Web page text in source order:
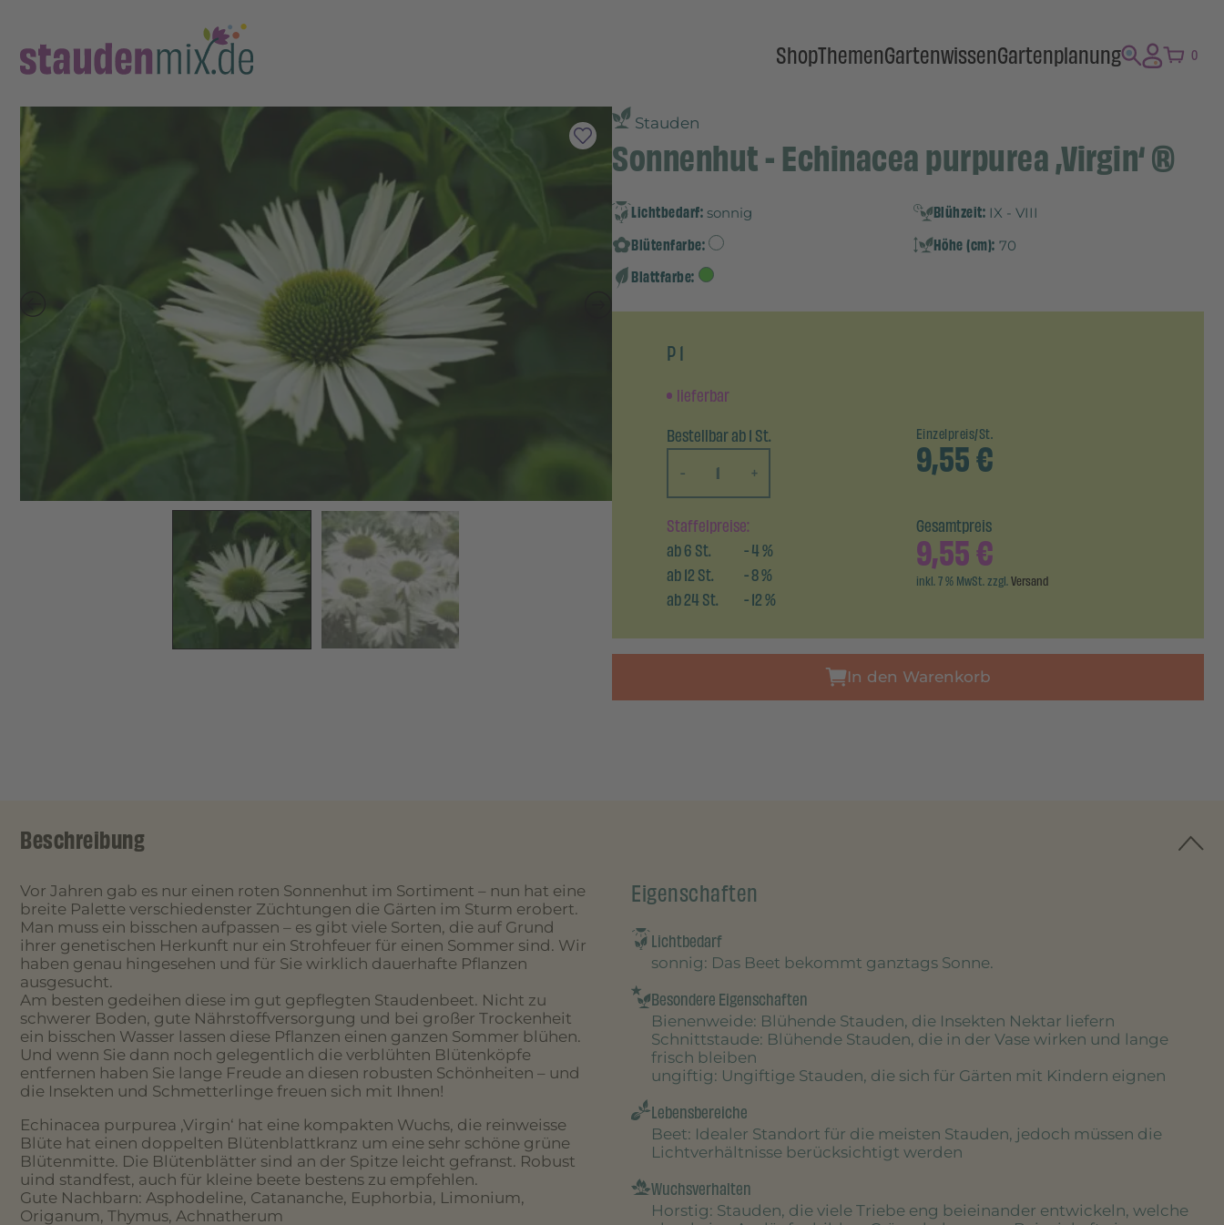
ShopThemenGartenwissenGartenplanung 0
Stauden
Sonnenhut - Echinacea purpurea ‚Virgin‘ ®
Lichtbedarf: sonnig Blühzeit: IX - VIII
Blütenfarbe: Höhe (cm): 70
Blattfarbe:
P 1
lieferbar
Bestellbar ab 1 St.
-
+
Einzelpreis/St.
9,55€
Staffelpreise:
ab6St. -4%
ab12St. -8%
ab24St. -12%
Gesamtpreis
9,55€
inkl. 7 % MwSt. zzgl.Versand
In den Warenkorb
Beschreibung
Vor Jahren gab es nur einen roten Sonnenhut im Sortiment – nun hat eine
breite Palette verschiedenster Züchtungen die Gärten im Sturm erobert.
Man muss ein bisschen aufpassen – es gibt viele Sorten, die auf Grund
ihrer genetischen Herkunft nur ein Strohfeuer für einen Sommer sind. Wir
haben genau hingesehen und für Sie wirklich dauerhafte Pflanzen
ausgesucht.
Am besten gedeihen diese im gut gepflegten Staudenbeet. Nicht zu
schwerer Boden, gute Nährstoffversorgung und bei großer Trockenheit
ein bisschen Wasser lassen diese Pflanzen einen ganzen Sommer blühen.
Und wenn Sie dann noch gelegentlich die verblühten Blütenköpfe
entfernen haben Sie lange Freude an diesen robusten Schönheiten – und
die Insekten und Schmetterlinge freuen sich mit Ihnen!
Echinacea purpurea ‚Virgin‘ hat eine kompakten Wuchs, die reinweisse
Blüte hat einen doppelten Blütenblattkranz um eine sehr schöne grüne
Blütenmitte. Die Blütenblätter sind an der Spitze leicht gefranst. Robust
uind standfest, auch für kleine beete bestens zu empfehlen.
Gute Nachbarn: Asphodeline, Catananche, Euphorbia, Limonium,
Origanum, Thymus, Achnatherum
Eigenschaften
Lichtbedarf
sonnig: Das Beet bekommt ganztags Sonne.
Besondere Eigenschaften
Bienenweide: Blühende Stauden, die Insekten Nektar liefern
Schnittstaude: Blühende Stauden, die in der Vase wirken und lange
frisch bleiben
ungiftig: Ungiftige Stauden, die sich für Gärten mit Kindern eignen
Lebensbereiche
Beet: Idealer Standort für die meisten Stauden, jedoch müssen die
Lichtverhältnisse berücksichtigt werden
Wuchsverhalten
Horstig: Stauden, die viele Triebe eng beieinander entwickeln, welche